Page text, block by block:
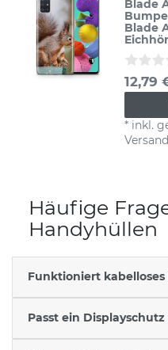
Blade
Blade
12,79
* inkl.
Häufige
Handyhüllen
Funktioniert
Passt ein